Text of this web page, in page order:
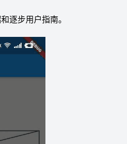
逐步用户指南。